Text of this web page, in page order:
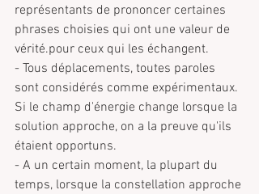
représentants de prononcer certaines
phrases choisies qui ont une valeur de
vérité.pour ceux qui les échangent.
- Tous déplacements, toutes paroles
sont considérés comme expérimentaux.
Si le champ d'énergie change lorsque la
solution approche, on a la preuve qu'ils
étaient opportuns.
- A un certain moment, la plupart du
temps, lorsque la constellation approche